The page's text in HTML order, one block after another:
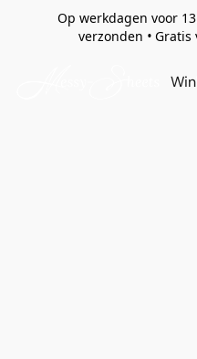
Op werkdagen voor
verzonden • Gratis